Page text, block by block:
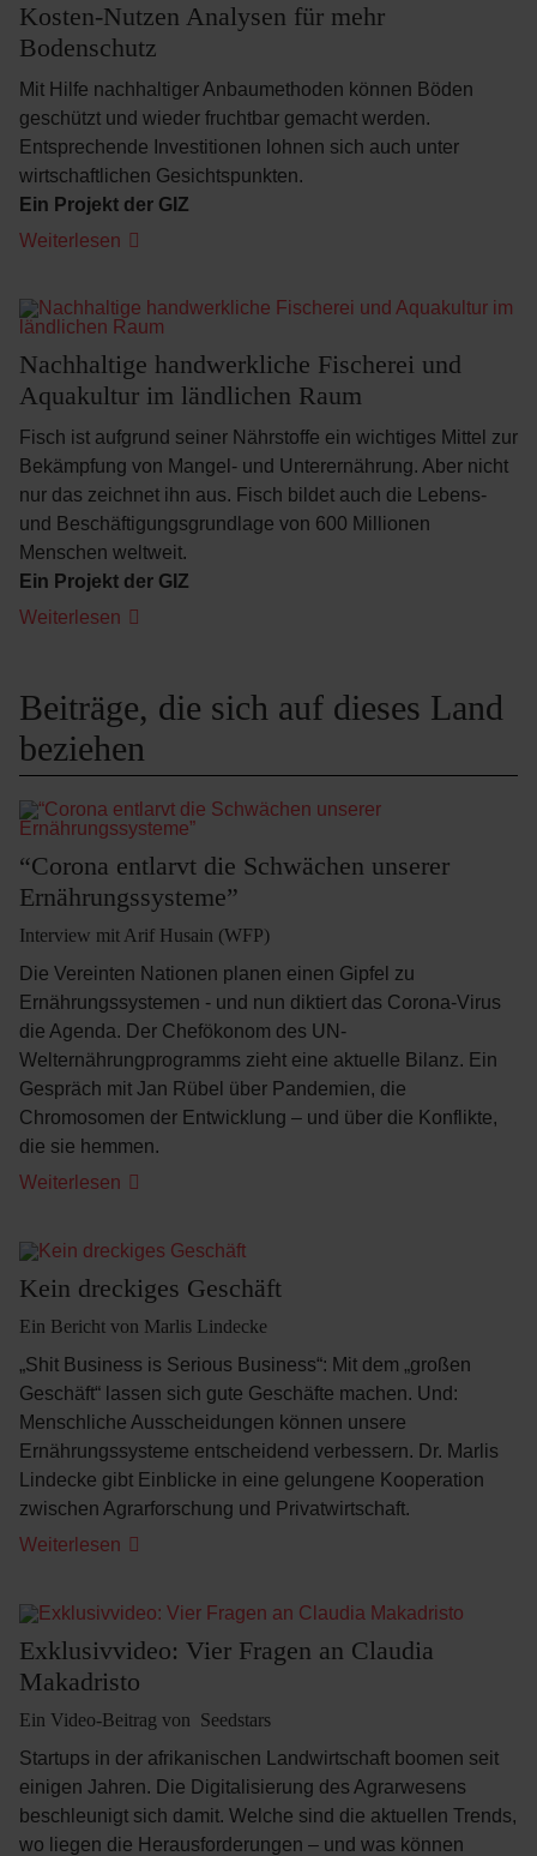
Kosten-Nutzen Analysen für mehr
Bodenschutz
Mit Hilfe nachhaltiger Anbaumethoden können Böden
geschützt und wieder fruchtbar gemacht werden.
Entsprechende Investitionen lohnen sich auch unter
wirtschaftlichen Gesichtspunkten.
Ein Projekt der GIZ
Weiterlesen
Nachhaltige handwerkliche Fischerei und
Aquakultur im ländlichen Raum
Fisch ist aufgrund seiner Nährstoffe ein wichtiges Mittel zur
Bekämpfung von Mangel- und Unterernährung. Aber nicht
nur das zeichnet ihn aus. Fisch bildet auch die Lebens-
und Beschäftigungsgrundlage von 600 Millionen
Menschen weltweit.
Ein Projekt der GIZ
Weiterlesen
Beiträge, die sich auf dieses Land
beziehen
“Corona entlarvt die Schwächen unserer
Ernährungssysteme”
Interview mit Arif Husain (WFP)
Die Vereinten Nationen planen einen Gipfel zu
Ernährungssystemen - und nun diktiert das Corona-Virus
die Agenda. Der Chefökonom des UN-
Welternährungprogramms zieht eine aktuelle Bilanz. Ein
Gespräch mit Jan Rübel über Pandemien, die
Chromosomen der Entwicklung – und über die Konflikte,
die sie hemmen.
Weiterlesen
Kein dreckiges Geschäft
Ein Bericht von Marlis Lindecke
„Shit Business is Serious Business“: Mit dem „großen
Geschäft“ lassen sich gute Geschäfte machen. Und:
Menschliche Ausscheidungen können unsere
Ernährungssysteme entscheidend verbessern. Dr. Marlis
Lindecke gibt Einblicke in eine gelungene Kooperation
zwischen Agrarforschung und Privatwirtschaft.
Weiterlesen
Exklusivvideo: Vier Fragen an Claudia
Makadristo
Ein Video-Beitrag von Seedstars
Startups in der afrikanischen Landwirtschaft boomen seit
einigen Jahren. Die Digitalisierung des Agrarwesens
beschleunigt sich damit. Welche sind die aktuellen Trends,
wo liegen die Herausforderungen – und was können